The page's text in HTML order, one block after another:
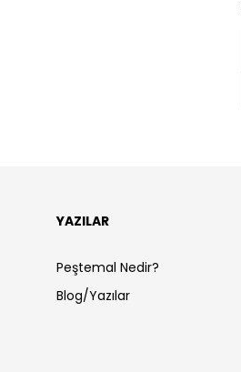
YAZILAR
Peştemal Nedir?
Blog/Yazılar